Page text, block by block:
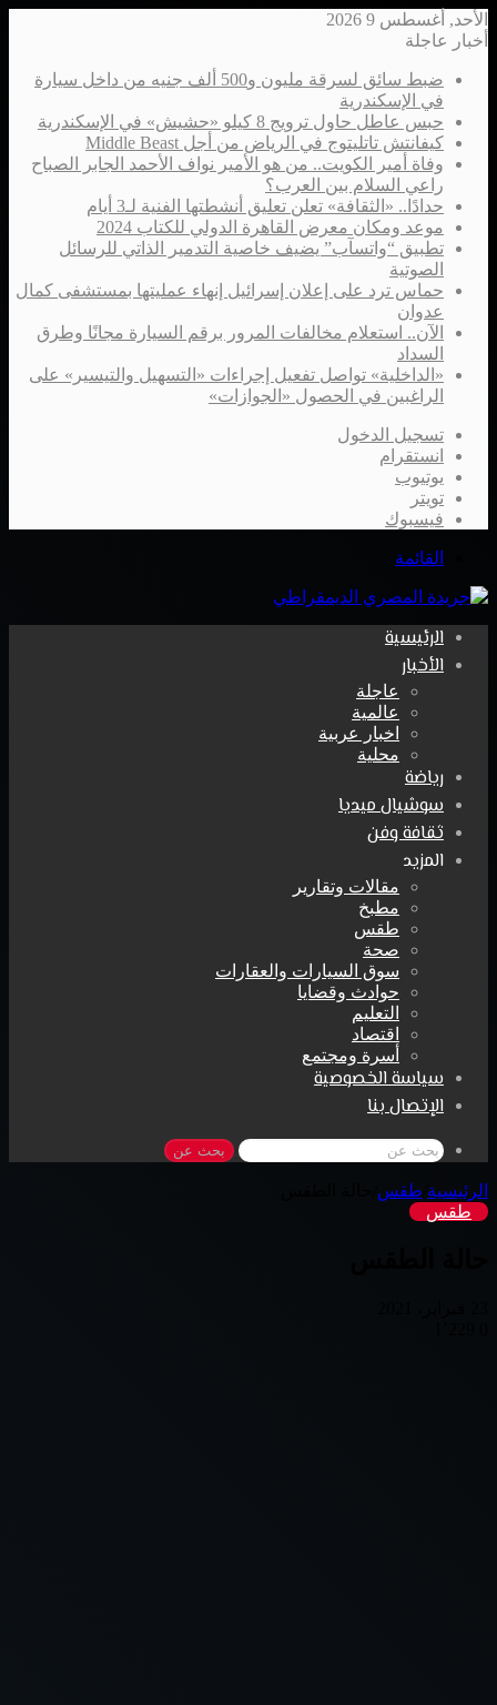
الأحد, أغسطس 9 2026
أخبار عاجلة
ضبط سائق لسرقة مليون و500 ألف جنيه من داخل سيارة
في الإسكندرية
حبس عاطل حاول ترويج 8 كيلو «حشيش» في الإسكندرية
كيفانتش تاتليتوج في الرياض من أجل Middle Beast
وفاة أمير الكويت.. من هو الأمير نواف الأحمد الجابر الصباح
راعي السلام بين العرب؟
حدادًا.. «الثقافة» تعلن تعليق أنشطتها الفنية لـ3 أيام
موعد ومكان معرض القاهرة الدولي للكتاب 2024
تطبيق “واتسآب” يضيف خاصية التدمير الذاتي للرسائل
الصوتية
حماس ترد على إعلان إسرائيل إنهاء عمليتها بمستشفى كمال
عدوان
الآن.. استعلام مخالفات المرور برقم السيارة مجانًا وطرق
السداد
«الداخلية» تواصل تفعيل إجراءات «التسهيل والتيسير» على
الراغبين في الحصول «الجوازات»
تسجيل الدخول
انستقرام
يوتيوب
تويتر
فيسبوك
القائمة
الرئيسية
الأخبار
عاجلة
عالمية
اخبار عربية
محلية
رياضة
سوشيال ميديا
ثقافة وفن
المزيد
مقالات وتقارير
مطبخ
طقس
صحة
سوق السيارات والعقارات
حوادث وقضايا
التعليم
اقتصاد
أسرة ومجتمع
سياسة الخصوصية
الإتصال بنا
بحث عن
الرئيسية طقس
طقس